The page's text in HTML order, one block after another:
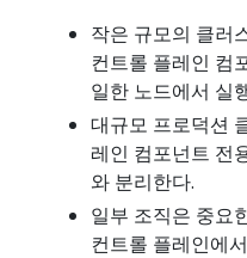
작은 규모의 클러
컨트롤 플레인 컴
일한 노드에서 실
대규모 프로덕션
레인 컴포넌트 전
와 분리한다.
일부 조직은 중요
컨트롤 플레인에